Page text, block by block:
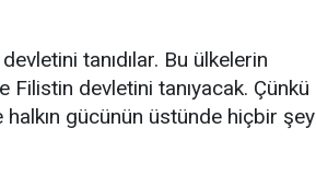
tanıdılar. Bu ülkelerin
Filistin devletini tanıyacak. Çünkü
gücünün üstünde hiçbir şey